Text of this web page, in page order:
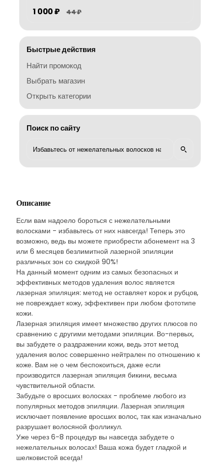
1 000 ₽ 44 ₽
Быстрые действия
Найти промокод
Выбрать магазин
Открыть категории
Поиск по сайту
Описание
Если вам надоело бороться с нежелательными
волосками - избавьтесь от них навсегда! Теперь это
возможно, ведь вы можете приобрести абонемент на 3
или 6 месяцев безлимитной лазерной эпиляции
различных зон со скидкой 90%!
На данный момент одним из самых безопасных и
эффективных методов удаления волос является
лазерная эпиляция: метод не оставляет корок и рубцов,
не повреждает кожу, эффективен при любом фототипе
кожи.
Лазерная эпиляция имеет множество других плюсов по
сравнению с другими методами эпиляции. Во-первых,
вы забудете о раздражении кожи, ведь этот метод
удаления волос совершенно нейтрален по отношению к
коже. Вам не о чем беспокоиться, даже если
производится лазерная эпиляция бикини, весьма
чувствительной области.
Забудьте о вросших волосках - проблеме любого из
популярных методов эпиляции. Лазерная эпиляция
исключает появление вросших волос, так как изначально
разрушает волосяной фолликул.
Уже через 6-8 процедур вы навсегда забудете о
нежелательных волосах! Ваша кожа будет гладкой и
шелковистой всегда!